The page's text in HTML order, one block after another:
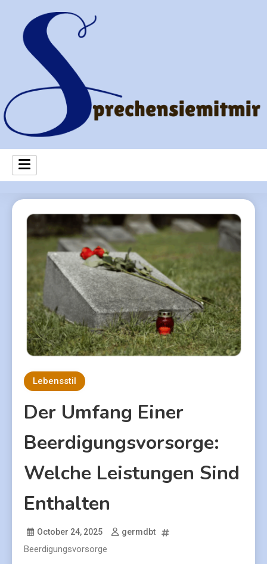
Lebensstil
Der Umfang Einer
Beerdigungsvorsorge:
Welche Leistungen Sind
Enthalten
October 24, 2025 germdbt
Beerdigungsvorsorge